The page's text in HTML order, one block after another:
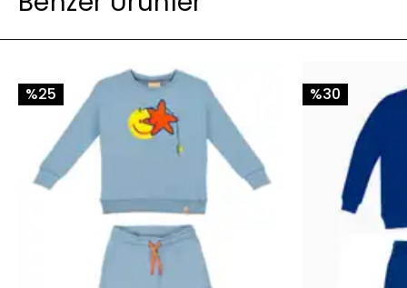
%25 %30